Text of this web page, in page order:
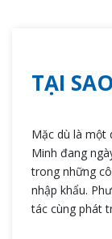
TẠI
Mặc dù là một
Minh đang
trong những
nhập khẩu.
tác cùng phát